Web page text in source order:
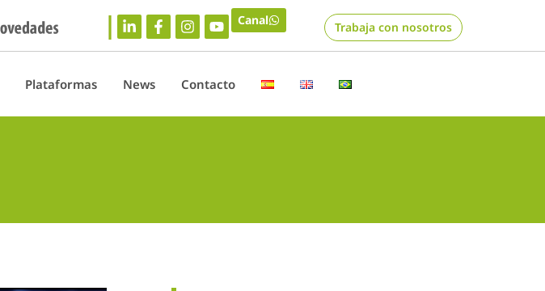
Canal Trabaja con nosotros
Plataformas News Contacto